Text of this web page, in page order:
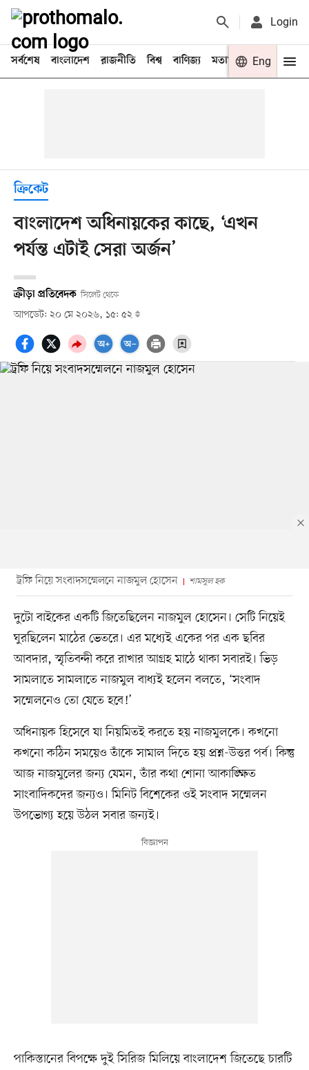
Login
সর্বশেষ বাংলাদেশ রাজনীতি বিশ্ব বাণিজ্য মতামত খেলা
Eng
ক্রিকেট
বাংলাদেশ অধিনায়কের কাছে, ‘এখন
পর্যন্ত এটাই সেরা অর্জন’
ক্রীড়া প্রতিবেদক সিলেট থেকে
আপডেট: ২০ মে ২০২৬, ১৫: ৫২
ট্রফি নিয়ে সংবাদসম্মেলনে নাজমুল হোসেন শামসুল হক
দুটো বাইকের একটি জিতেছিলেন নাজমুল হোসেন। সেটি নিয়েই
ঘুরছিলেন মাঠের ভেতরে। এর মধ্যেই একের পর এক ছবির
আবদার, স্মৃতিবন্দী করে রাখার আগ্রহ মাঠে থাকা সবারই। ভিড়
সামলাতে সামলাতে নাজমুল বাধ্যই হলেন বলতে, ‘সংবাদ
সম্মেলনেও তো যেতে হবে!’
অধিনায়ক হিসেবে যা নিয়মিতই করতে হয় নাজমুলকে। কখনো
কখনো কঠিন সময়েও তাঁকে সামাল দিতে হয় প্রশ্ন-উত্তর পর্ব। কিন্তু
আজ নাজমুলের জন্য যেমন, তাঁর কথা শোনা আকাঙ্ক্ষিত
সাংবাদিকদের জন্যও। মিনিট বিশেকের ওই সংবাদ সম্মেলন
উপভোগ্য হয়ে উঠল সবার জন্যই।
পাকিস্তানের বিপক্ষে দুই সিরিজ মিলিয়ে বাংলাদেশ জিতেছে চারটি